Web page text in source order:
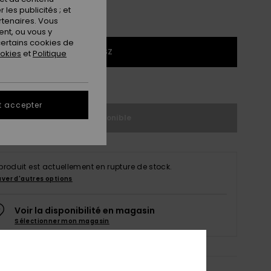
1SZ
le Guide des tailles
Indisponible
est actuellement en rupture de stock.
d'autres options
Voir la disponibilité en magasin
Sélectionner mon magasin
les publicités ; et
Vous
ou vous y
cookies de
etPolitique
accepter